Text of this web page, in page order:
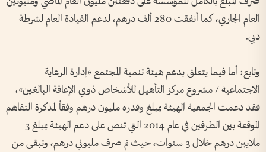
العام الجاري، كما أنفقت 280 ألف درهم، لدعم القيادة العام لشرطة
دبي.
وتابع: أما فيما يتعلق بدعم هيئة تنمية المجتمع «إدارة الرعاية
الاجتماعية / مشروع مركز التأهيل للأشخاص ذوي الإعاقة البالغين»،
فقد دعمت الجمعية الهيئة بمبلغ وقدره مليون درهم وفقاً لمذكرة التفاهم
الموقعة بين الطرفين في عام 2014 التي تنص على دعم الهيئة بمبلغ 3
ملايين درهم خلال 3 سنوات، حيث تم صرف مليوني درهم، وتبقى من